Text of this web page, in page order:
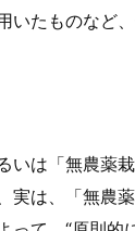
いたものなど
いは「無農薬
実は、「無農